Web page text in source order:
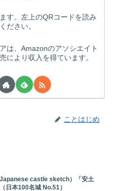
す。左上のQRコードを読み
ださい。
は、Amazonのアソシエイト
により収入を得ています。
ことはじめ
castle sketch）「安土
日本100名城 No.51）